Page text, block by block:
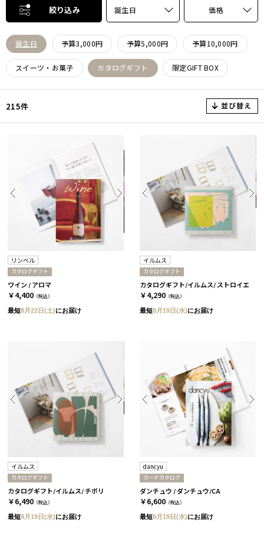
絞り込み 誕生日 価格
誕生日 予算3,000円 予算5,000円 予算10,000円
スイーツ・お菓子 カタログギフト 限定GIFT BOX
215件 並び替え
リンベル
カタログギフト
ワイン / アロマ
￥4,400 （税込）
最短8月22日(土)にお届け
イルムス
カタログギフト
カタログギフト/イルムス/ ストロイエ
￥4,290 （税込）
最短8月19日(水)にお届け
イルムス
カタログギフト
カタログギフト/イルムス/ チボリ
￥6,490 （税込）
最短8月19日(水)にお届け
dancyu
カードカタログ
ダンチュウ / ダンチュウ/CA
￥6,600 （税込）
最短8月19日(水)にお届け